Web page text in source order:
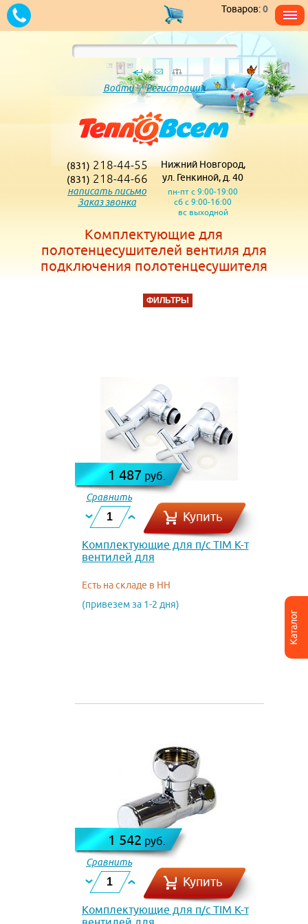
Каталог
Товаров:0
Войти/Регистрация
(831) 218-44-55
(831) 218-44-66
написать письмо
Заказ звонка
Нижний Новгород,
ул. Генкиной, д. 40
пн-пт с 9:00-19:00
сб с 9:00-16:00
вс выходной
Комплектующие для
полотенцесушителей вентиля для
подключения полотенцесушителя
ФИЛЬТРЫ
1 487 руб.
Сравнить
Купить
Комплектующие для п/с TIM К-т
вентилей для
КРЕСТ 1/2 х 3/4
Есть на складе в НН
(привезем за 1-2 дня)
1 542 руб.
Сравнить
Купить
Комплектующие для п/с TIM К-т